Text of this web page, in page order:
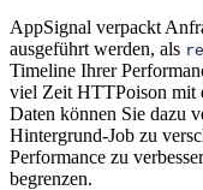
AppSignal verpackt
ausgeführt werden, als
Timeline Ihrer
viel Zeit HTTPoison mit
Daten können Sie dazu
Hintergrund-Job zu
Performance zu
begrenzen.